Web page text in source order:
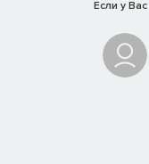
Если у